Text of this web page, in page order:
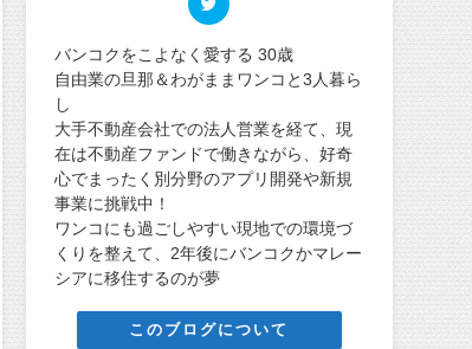
バンコクをこよなく愛する 30歳
自由業の旦那＆わがままワンコと3人暮ら
し
大手不動産会社での法人営業を経て、現
在は不動産ファンドで働きながら、好奇
心でまったく別分野のアプリ開発や新規
事業に挑戦中！
ワンコにも過ごしやすい現地での環境づ
くりを整えて、2年後にバンコクかマレー
シアに移住するのが夢
このブログについて